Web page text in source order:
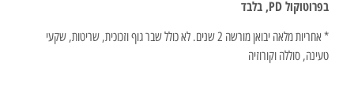
בפרוטוקול PD, בלבד
* אחריות מלאה יבואן מורשה 2 שנים. לא כולל שבר גוף וזכוכית, שריטות, שקעי
טעינה, סוללה וקורוזיה